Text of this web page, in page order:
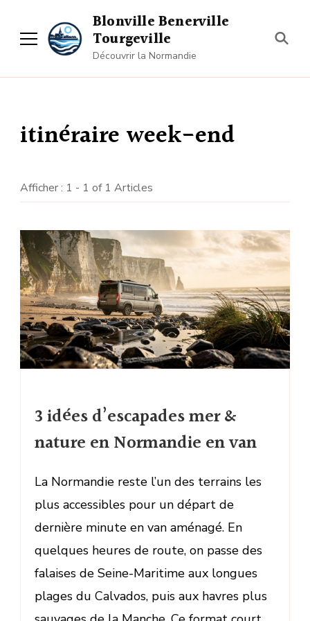
Blonville Benerville
Tourgeville
Découvrir la Normandie
itinéraire week-end
Afficher : 1 - 1 of 1 Articles
3 idées d’escapades mer &
nature en Normandie en van
La Normandie reste l’un des terrains les
plus accessibles pour un départ de
dernière minute en van aménagé. En
quelques heures de route, on passe des
falaises de Seine-Maritime aux longues
plages du Calvados, puis aux havres plus